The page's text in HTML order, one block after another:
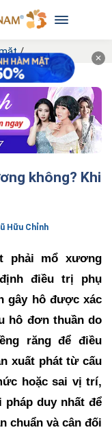
/
không? Khi
Hữu Chỉnh
phải mổ xương
điều trị phụ
gây hô được xác
hô đơn thuần do
răng để điều
xuất phát từ cấu
hoặc sai vị trí,
duy nhất để
chuẩn và cân đối
✕